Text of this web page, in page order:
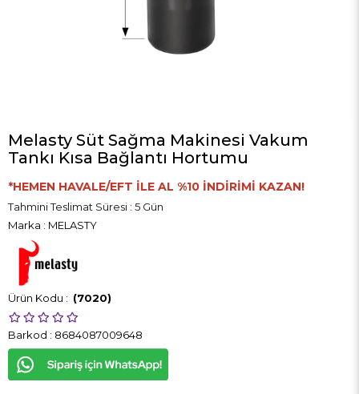
Melasty Süt Sağma Makinesi Vakum
Tankı Kısa Bağlantı Hortumu
*HEMEN HAVALE/EFT İLE AL %10 İNDİRİMİ KAZAN!
Tahmini Teslimat Süresi : 5 Gün
Marka : MELASTY
(7020)
Barkod : 8684087009648